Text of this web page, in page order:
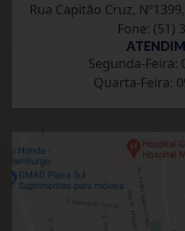
Rua Capitão Cruz,
Fone: (51)
Segunda-Feira:
Quarta-Feira: